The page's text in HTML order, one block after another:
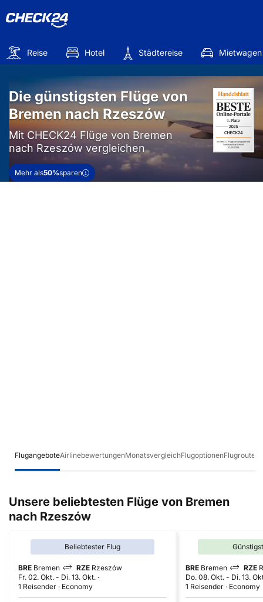
Reise Hotel Städtereise Mietwagen
Die günstigsten Flüge von
Bremen nach Rzeszów
Mit CHECK24 Flüge von Bremen
nach Rzeszów vergleichen
Mehr als50%sparen
FlugangeboteAirlinebewertungenMonatsvergleichFlugoptionenFlugrouten
Unsere beliebtesten Flüge von Bremen
nach Rzeszów
Beliebtester Flug
BRE Bremen RZE Rzeszów
Fr. 02. Okt. - Di. 13. Okt.
1 Reisender
Economy
BRE Bremen RZE
Do. 08. Okt. - Di. 13.
1 Reisender
Economy